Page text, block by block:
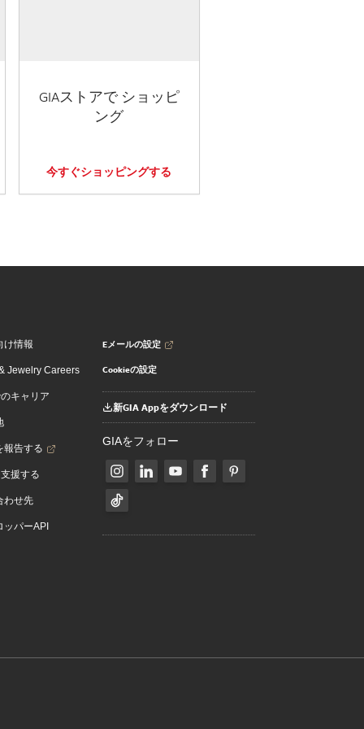
GIAストアで ショッピ
ング
今すぐショッピングする
け情報
Jewelry Careers
キャリア
報告する
援する
わせ先
ッパーAPI
Eメールの設定
Cookieの設定
新GIA Appをダウンロード
GIAをフォロー